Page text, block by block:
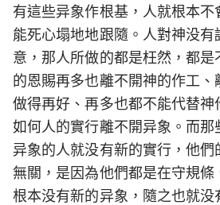
有這些异象作根基，人就根本
能死心塌地地跟隨。人對神没
意，那人所做的都是枉然，都是
的恩賜再多也離不開神的作工、
做得再好、再多也都不能代替
如何人的實行離不開异象。而
异象的人就没有新的實行，他們
無關，是因為他們都是在守規條
根本没有新的异象，隨之也就没